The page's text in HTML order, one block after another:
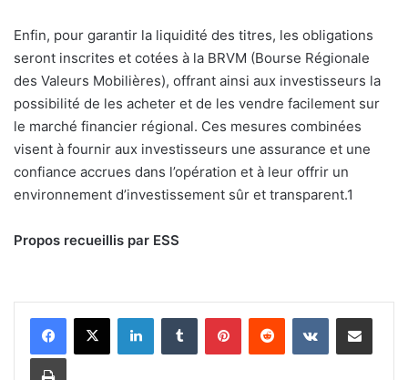
Enfin, pour garantir la liquidité des titres, les obligations
seront inscrites et cotées à la BRVM (Bourse Régionale
des Valeurs Mobilières), offrant ainsi aux investisseurs la
possibilité de les acheter et de les vendre facilement sur
le marché financier régional. Ces mesures combinées
visent à fournir aux investisseurs une assurance et une
confiance accrues dans l’opération et à leur offrir un
environnement d’investissement sûr et transparent.1
Propos recueillis par ESS